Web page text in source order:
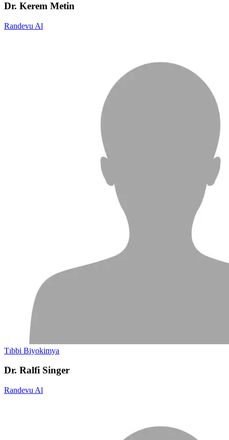
Dr. Kerem Metin
Randevu Al
Tıbbi Biyokimya
Dr. Ralfi Singer
Randevu Al